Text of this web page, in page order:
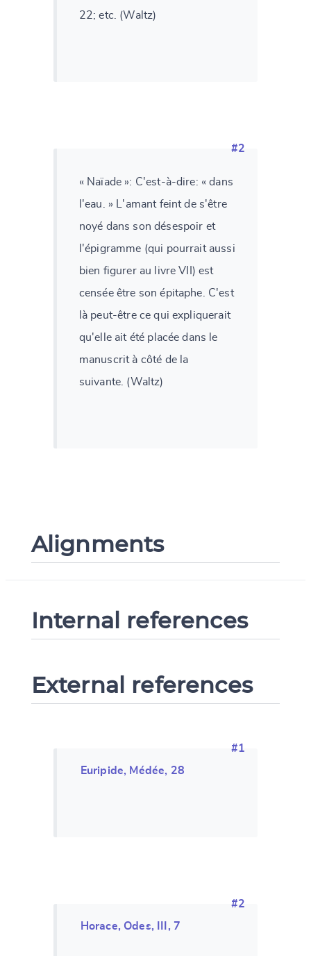
22; etc. (Waltz)
#2
« Naïade »: C'est-à-dire: « dans
l'eau. » L'amant feint de s'être
noyé dans son désespoir et
l'épigramme (qui pourrait aussi
bien figurer au livre VII) est
censée être son épitaphe. C'est
là peut-être ce qui expliquerait
qu'elle ait été placée dans le
manuscrit à côté de la
suivante. (Waltz)
Alignments
Internal references
External references
#1
Euripide, Médée, 28
#2
Horace, Odes, III, 7